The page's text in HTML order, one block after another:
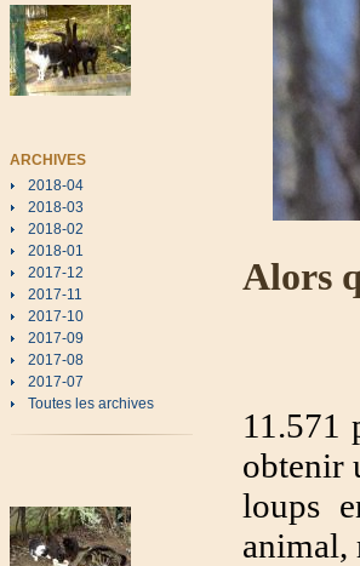
ARCHIVES
2018-04
2018-03
2018-02
2018-01
2017-12
2017-11
2017-10
2017-09
2017-08
2017-07
Toutes les archives
Alors
11.571
obtenir
loups
animal,